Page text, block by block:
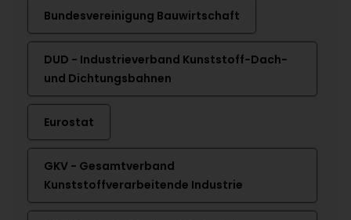
Bundesvereinigung Bauwirtschaft
DUD - Industrieverband Kunststoff-Dach-
und Dichtungsbahnen
Eurostat
GKV - Gesamtverband
Kunststoffverarbeitende Industrie